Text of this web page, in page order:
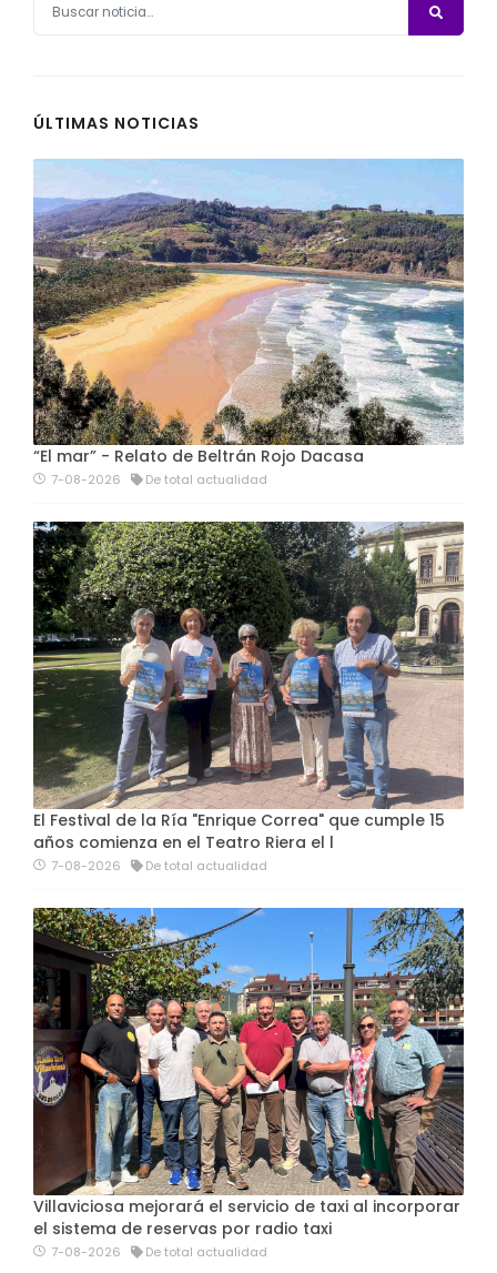
ÚLTIMAS NOTICIAS
“El mar” - Relato de Beltrán Rojo Dacasa
7-08-2026 De total actualidad
El Festival de la Ría "Enrique Correa" que cumple 15
años comienza en el Teatro Riera el l
7-08-2026 De total actualidad
Villaviciosa mejorará el servicio de taxi al incorporar
el sistema de reservas por radio taxi
7-08-2026 De total actualidad